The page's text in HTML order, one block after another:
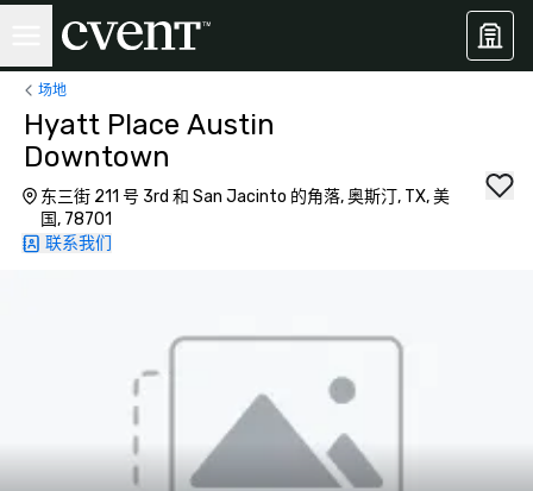
场地
Hyatt Place Austin
Downtown
东三街 211 号 3rd 和 San Jacinto 的角落, 奥斯汀, TX, 美
国, 78701
联系我们